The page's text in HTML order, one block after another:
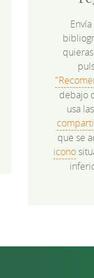
debajo
usa
que se
icono